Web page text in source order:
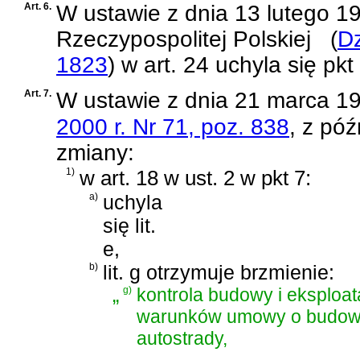
Art. 6. W ustawie z dnia 13 lutego
Rzeczypospolitej Polskiej
(
1823) w art. 24 uchyla się pkt
Art. 7. W ustawie z dnia 21 marca
2000 r. Nr 71, poz. 838, z
zmiany:
1) w art. 18 w ust. 2 w pkt 7:
a) uchyla
się lit.
e,
b) lit. g otrzymuje brzmienie:
„g)
kontrola budowy i
warunków umowy o
autostrady,